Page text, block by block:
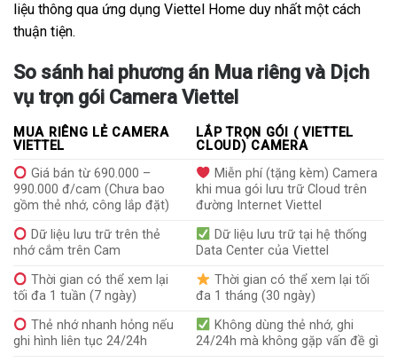
liệu thông qua ứng dụng Viettel Home duy nhất một cách
thuận tiện.
So sánh hai phương án Mua riêng và Dịch
vụ trọn gói Camera Viettel
MUA RIÊNG LẺ CAMERA
VIETTEL
LẮP TRỌN GÓI ( VIETTEL
CLOUD) CAMERA
Giá bán từ 690.000 –
990.000 đ/cam (Chưa bao
gồm thẻ nhớ, công lắp đặt)
Miễn phí (tặng kèm) Camera
khi mua gói lưu trữ Cloud trên
đường Internet Viettel
Dữ liệu lưu trữ trên thẻ
nhớ cắm trên Cam
Dữ liệu lưu trữ tại hệ thống
Data Center của Viettel
Thời gian có thể xem lại
tối đa 1 tuần (7 ngày)
Thời gian có thể xem lại tối
đa 1 tháng (30 ngày)
Thẻ nhớ nhanh hỏng nếu
ghi hình liên tục 24/24h
Không dùng thẻ nhớ, ghi
24/24h mà không gặp vấn đề gì